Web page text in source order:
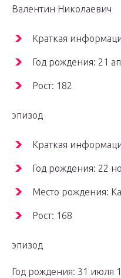
Валентин Николаевич
Краткая
Год рождения: 21
Рост: 182
эпизод
Краткая
Год рождения: 22
Место рождения:
Рост: 168
эпизод
Год рождения: 31 июля